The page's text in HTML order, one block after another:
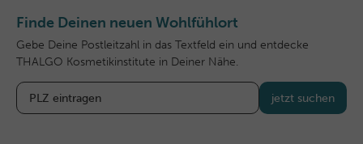
Finde Deinen neuen Wohlfühlort
Gebe Deine Postleitzahl in das Textfeld ein und entdecke
THALGO Kosmetikinstitute in Deiner Nähe.
jetzt suchen